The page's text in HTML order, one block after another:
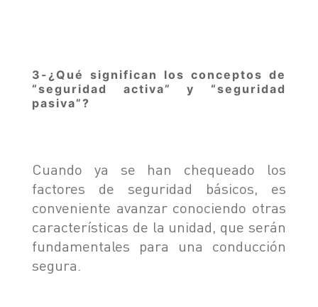
3-¿Qué significan los conceptos de
“seguridad activa” y “seguridad
pasiva”?
Cuando ya se han chequeado los
factores de seguridad básicos, es
conveniente avanzar conociendo otras
características de la unidad, que serán
fundamentales para una conducción
segura.